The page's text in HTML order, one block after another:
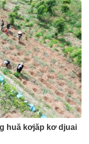
huă kơjăp kơ djuai